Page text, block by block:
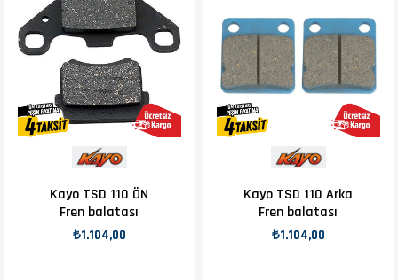
Kayo TSD 110 ÖN
Fren balatası
₺1.104,00
Kayo TSD 110 Arka
Fren balatası
₺1.104,00